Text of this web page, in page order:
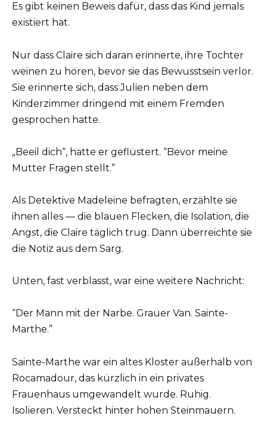
Es gibt keinen Beweis dafür, dass das Kind jemals
existiert hat.
Nur dass Claire sich daran erinnerte, ihre Tochter
weinen zu hören, bevor sie das Bewusstsein verlor.
Sie erinnerte sich, dass Julien neben dem
Kinderzimmer dringend mit einem Fremden
gesprochen hatte.
„Beeil dich“, hatte er geflüstert. “Bevor meine
Mutter Fragen stellt.”
Als Detektive Madeleine befragten, erzählte sie
ihnen alles — die blauen Flecken, die Isolation, die
Angst, die Claire täglich trug. Dann überreichte sie
die Notiz aus dem Sarg.
Unten, fast verblasst, war eine weitere Nachricht:
“Der Mann mit der Narbe. Grauer Van. Sainte-
Marthe.”
Sainte-Marthe war ein altes Kloster außerhalb von
Rocamadour, das kürzlich in ein privates
Frauenhaus umgewandelt wurde. Ruhig.
Isolieren. Versteckt hinter hohen Steinmauern.